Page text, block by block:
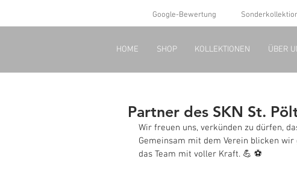
Google-Bewertung
HOME SHOP KOLLEKTIONEN ÜBER
Partner des SKN St.
Wir freuen uns, verkünden zu dürfen,
Gemeinsam mit dem Verein blicken
das Team mit voller Kraft. 💪 ⚽